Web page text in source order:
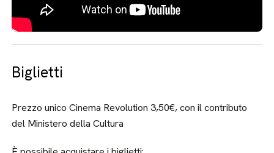
Biglietti
Prezzo unico Cinema Revolution 3,50€, con il contributo
del Ministero della Cultura